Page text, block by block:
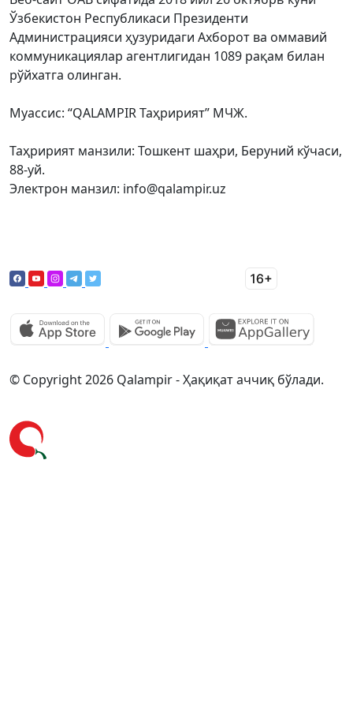
Ўзбекистон Республикаси Президенти
Администрацияси ҳузуридаги Ахборот ва оммавий
коммуникациялар агентлигидан 1089 рақам билан
рўйхатга олинган.
Муассис: “QALAMPIR Таҳририят” МЧЖ.
Таҳририят манзили: Тошкент шаҳри, Беруний кўчаси,
88-уй.
Электрон манзил: info@qalampir.uz
© Copyright 2026 Qalampir - Ҳақиқат аччиқ бўлади.